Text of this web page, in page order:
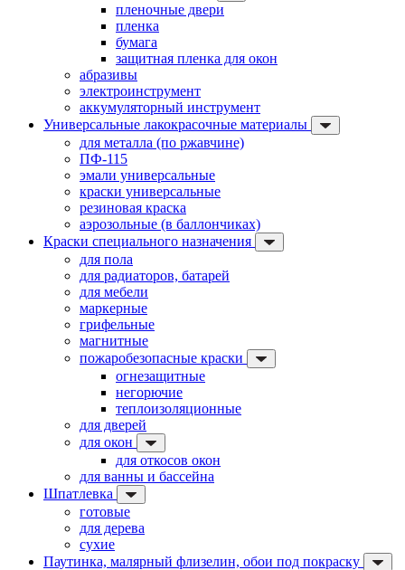
пленочные двери
пленка
бумага
защитная пленка для окон
абразивы
электроинструмент
аккумуляторный инструмент
Универсальные лакокрасочные материалы
для металла (по ржавчине)
ПФ-115
эмали универсальные
краски универсальные
резиновая краска
аэрозольные (в баллончиках)
Краски специального назначения
для пола
для радиаторов, батарей
для мебели
маркерные
грифельные
магнитные
пожаробезопасные краски
огнезащитные
негорючие
теплоизоляционные
для дверей
для окон
для откосов окон
для ванны и бассейна
Шпатлевка
готовые
для дерева
сухие
Паутинка, малярный флизелин, обои под покраску